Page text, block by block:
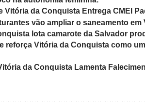
Vitória da Conquista Entrega CMEI
vão ampliar o saneamento
lota camarote da Salvador
reforça Vitória da Conquista como
da Conquista Lamenta